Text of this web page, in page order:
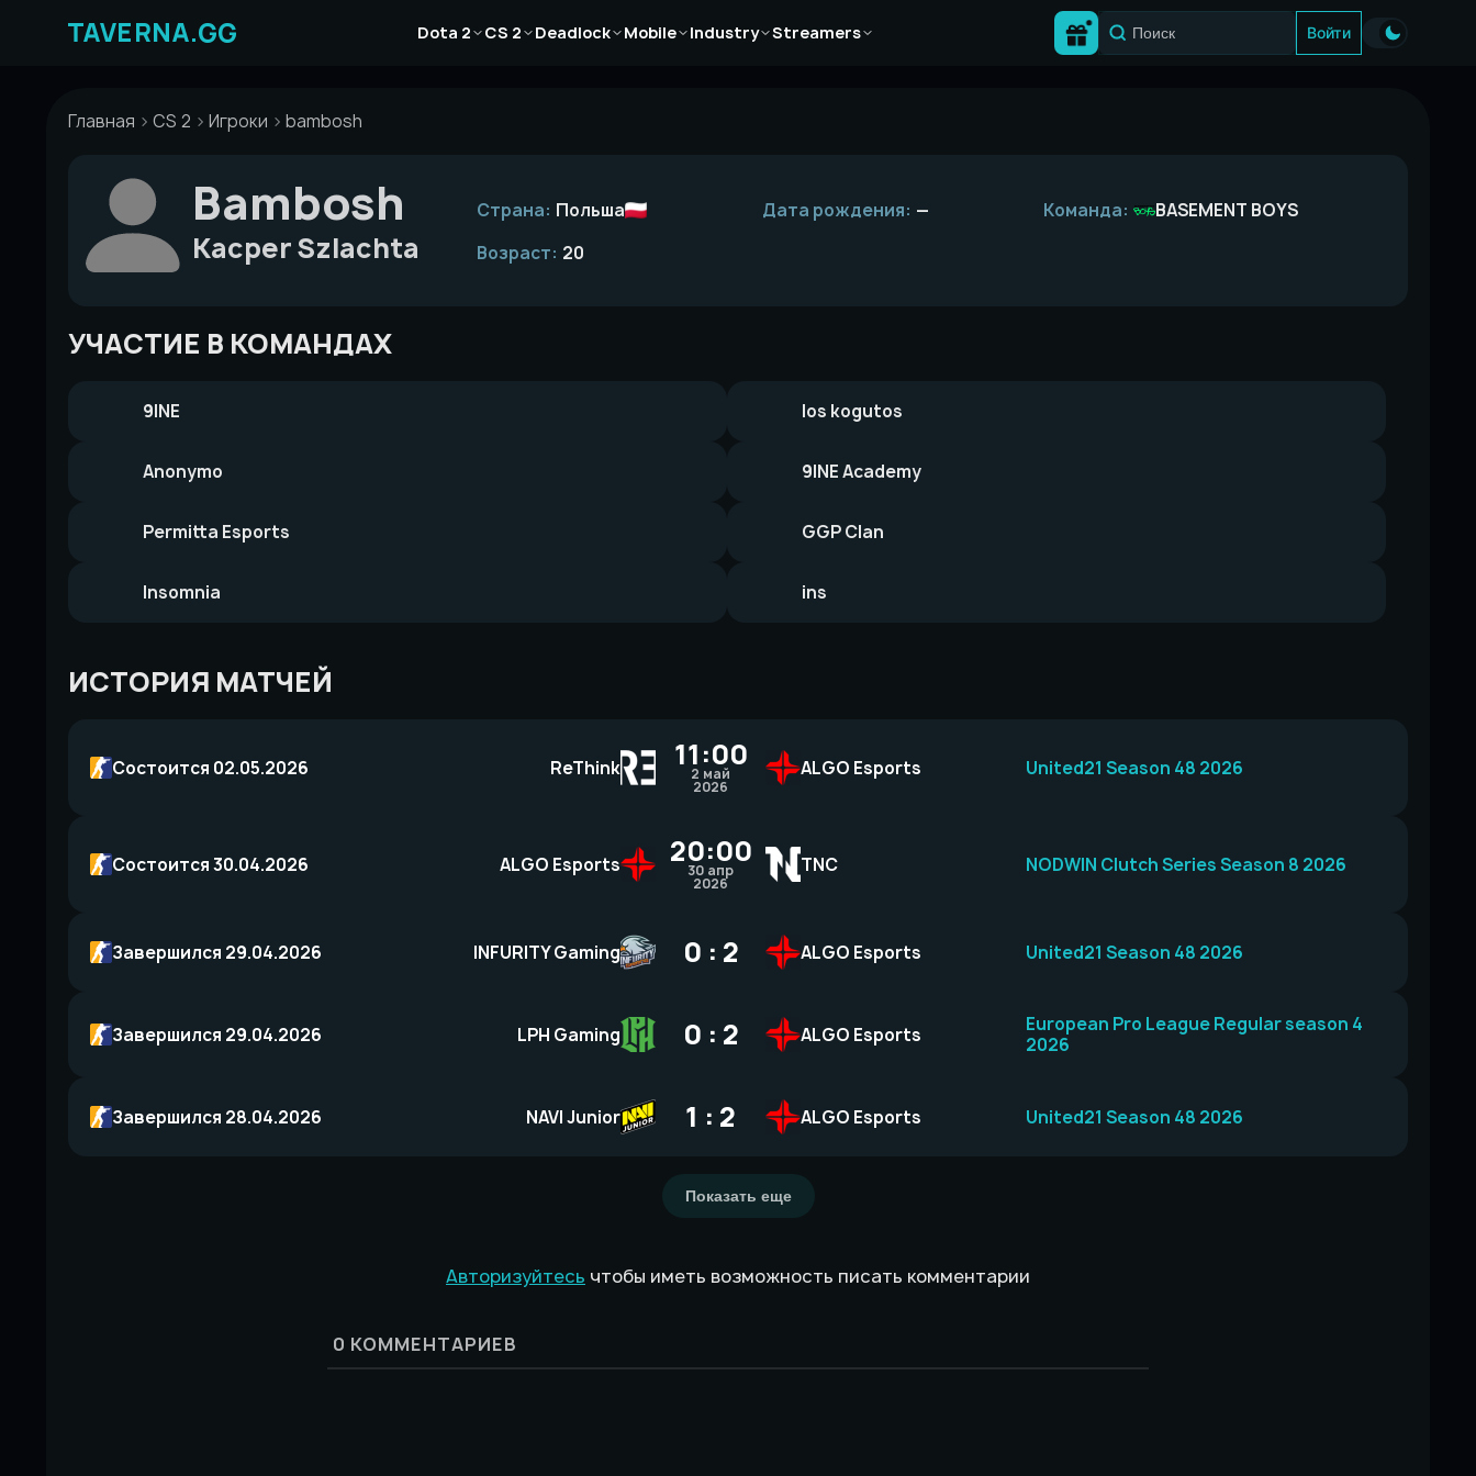
Dota 2
Статьи CS 2
СтатьиDeadlock
Статьи
Mobile
Статьи Industry
Статьи
Streamers
Статьи
Войти
Главная CS 2 Игроки bambosh
Bambosh
Kacper Szlachta
Страна: Польша Дата рождения: — Команда:
BASEMENT BOYS
Возраст: 20
УЧАСТИЕ В КОМАНДАХ
9INE los kogutos
Anonymo 9INE Academy
Permitta Esports GGP Clan
Insomnia ins
ИСТОРИЯ МАТЧЕЙ
Состоится 02.05.2026 ReThink 11:00
2 май
2026
ALGO Esports United21 Season 48 2026
Состоится 30.04.2026 ALGO Esports 20:00
30 апр
2026
TNC NODWIN Clutch Series Season 8 2026
Завершился 29.04.2026 INFURITY Gaming 0 : 2 ALGO Esports United21 Season 48 2026
Завершился 29.04.2026 LPH Gaming 0 : 2 ALGO Esports
European Pro League Regular season 4
2026
Завершился 28.04.2026 NAVI Junior 1 : 2 ALGO Esports United21 Season 48 2026
Показать еще
Авторизуйтесь чтобы иметь возможность писать комментарии
0 КОММЕНТАРИЕВ